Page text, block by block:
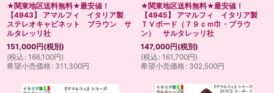
★関東地区送料無料★最安値！
【4943】 アマルフィ イタリア製
ステレオキャビネット ブラウン サ
ルタレッリ社
151,000円(税別)
(税込 : 166,100円)
希望小売価格: 311,300円
★関東地区送料無料★最安値！
【4945】 アマルフィ イタリア製
ＴＶボード（７９ｃｍ巾・ブラウ
ン） サルタレッリ社
147,000円(税別)
(税込 : 161,700円)
希望小売価格: 302,500円